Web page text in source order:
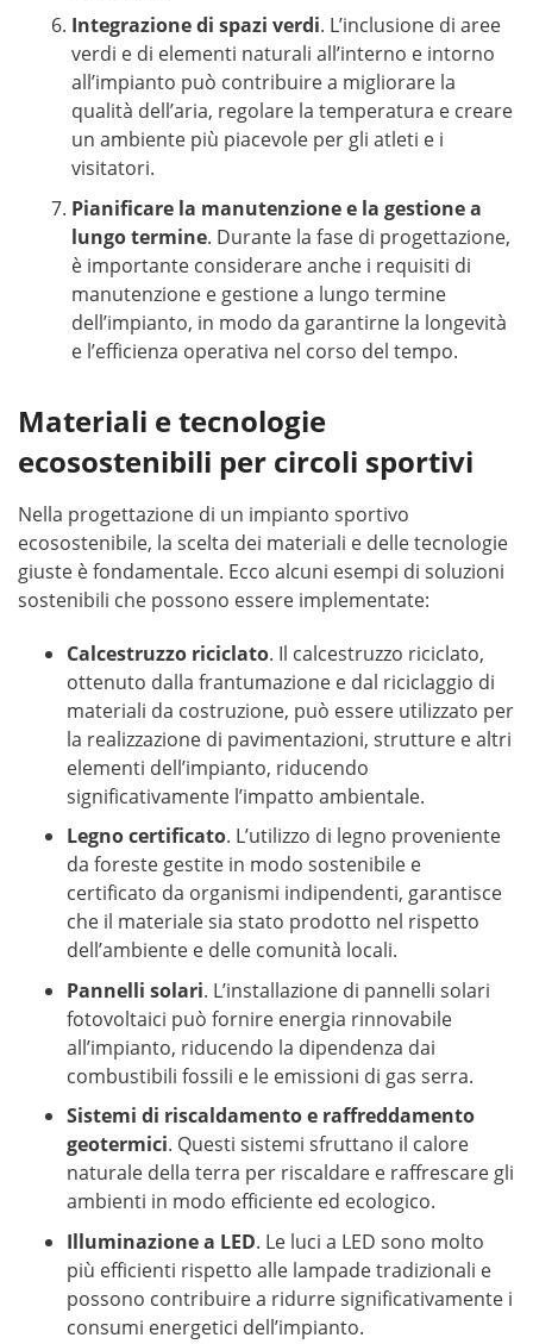
Integrazione di spazi verdi. L’inclusione di aree
verdi e di elementi naturali all’interno e intorno
all’impianto può contribuire a migliorare la
qualità dell’aria, regolare la temperatura e creare
un ambiente più piacevole per gli atleti e i
visitatori.
Pianificare la manutenzione e la gestione a
lungo termine. Durante la fase di progettazione,
è importante considerare anche i requisiti di
manutenzione e gestione a lungo termine
dell’impianto, in modo da garantirne la longevità
e l’efficienza operativa nel corso del tempo.
Materiali e tecnologie
ecosostenibili per circoli sportivi
Nella progettazione di un impianto sportivo
ecosostenibile, la scelta dei materiali e delle tecnologie
giuste è fondamentale. Ecco alcuni esempi di soluzioni
sostenibili che possono essere implementate:
Calcestruzzo riciclato. Il calcestruzzo riciclato,
ottenuto dalla frantumazione e dal riciclaggio di
materiali da costruzione, può essere utilizzato per
la realizzazione di pavimentazioni, strutture e altri
elementi dell’impianto, riducendo
significativamente l’impatto ambientale.
Legno certificato. L’utilizzo di legno proveniente
da foreste gestite in modo sostenibile e
certificato da organismi indipendenti, garantisce
che il materiale sia stato prodotto nel rispetto
dell’ambiente e delle comunità locali.
Pannelli solari. L’installazione di pannelli solari
fotovoltaici può fornire energia rinnovabile
all’impianto, riducendo la dipendenza dai
combustibili fossili e le emissioni di gas serra.
Sistemi di riscaldamento e raffreddamento
geotermici. Questi sistemi sfruttano il calore
naturale della terra per riscaldare e raffrescare gli
ambienti in modo efficiente ed ecologico.
Illuminazione a LED. Le luci a LED sono molto
più efficienti rispetto alle lampade tradizionali e
possono contribuire a ridurre significativamente i
consumi energetici dell’impianto.